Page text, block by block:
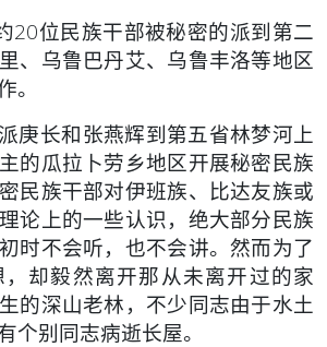
位民族干部被秘密的派到第二
、乌鲁巴丹艾、乌鲁丰洛等地区
。
长和张燕辉到第五省林梦河上
的瓜拉卜劳乡地区开展秘密民族
民族干部对伊班族、比达友族或
论上的一些认识，绝大部分民族
时不会听，也不会讲。然而为了
却毅然离开那从未离开过的家
的深山老林，不少同志由于水土
个别同志病逝长屋。